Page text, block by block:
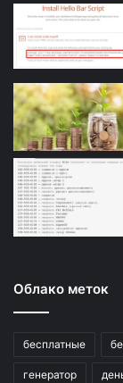
Облако меток
бесплатные
генератор